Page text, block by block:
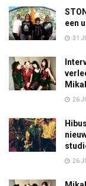
een
31
26
26